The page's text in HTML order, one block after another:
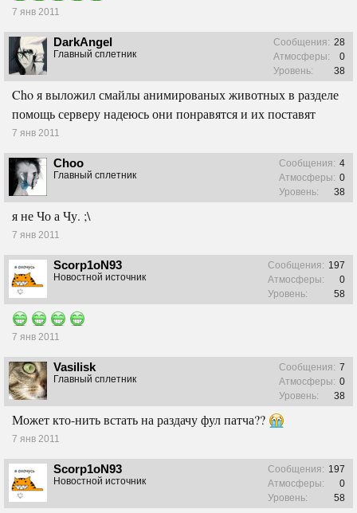
7 янв 2011
DarkAngel
Главный сплетник
Сообщения: 28
Атмосферы:
0
Уровень:
38
Cho я выложил смайлы анимированых животных в разделе
помощь серверу надеюсь они понравятся и их поставят
7 янв 2011
Choo
Главный сплетник
Сообщения: 4
Атмосферы: 0
Уровень:
38
я не Чо а Чу. ;\
7 янв 2011
Scorp1oN93
Новостной источник
Сообщения: 197
Атмосферы:
0
Уровень:
58
7 янв 2011
Vasilisk
Главный сплетник
Сообщения: 7
Атмосферы: 0
Уровень:
38
Может кто-нить встать на раздачу фул патча??
7 янв 2011
Scorp1oN93
Новостной источник
Сообщения: 197
Атмосферы:
0
Уровень:
58